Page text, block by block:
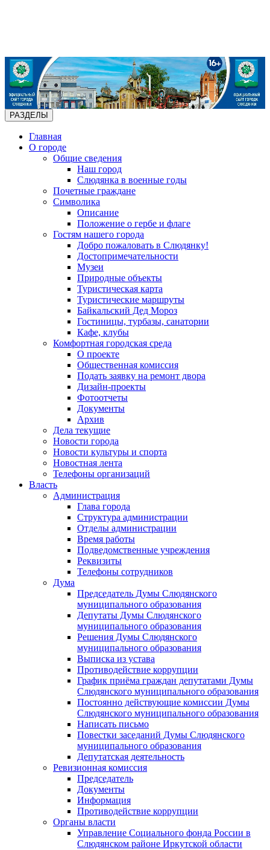
РАЗДЕЛЫ
Главная
О городе
Общие сведения
Наш город
Слюдянка в военные годы
Почетные граждане
Символика
Описание
Положение о гербе и флаге
Гостям нашего города
Добро пожаловать в Слюдянку!
Достопримечательности
Музеи
Природные объекты
Туристическая карта
Туристические маршруты
Байкальский Дед Мороз
Гостиницы, турбазы, санатории
Кафе, клубы
Комфортная городская среда
О проекте
Общественная комиссия
Подать заявку на ремонт двора
Дизайн-проекты
Фотоотчеты
Документы
Архив
Дела текущие
Новости города
Новости культуры и спорта
Новостная лента
Телефоны организаций
Власть
Администрация
Глава города
Структура администрации
Отделы администрации
Время работы
Подведомственные учреждения
Реквизиты
Телефоны сотрудников
Дума
Председатель Думы Слюдянского
муниципального образования
Депутаты Думы Слюдянского
муниципального образования
Решения Думы Слюдянского
муниципального образования
Выписка из устава
Противодействие коррупции
График приёма граждан депутатами Думы
Слюдянского муниципального образования
Постоянно действующие комиссии Думы
Слюдянского муниципального образования
Написать письмо
Повестки заседаний Думы Слюдянского
муниципального образования
Депутатская деятельность
Ревизионная комиссия
Председатель
Документы
Информация
Противодействие коррупции
Органы власти
Управление Социального фонда России в
Слюдянском районе Иркутской области